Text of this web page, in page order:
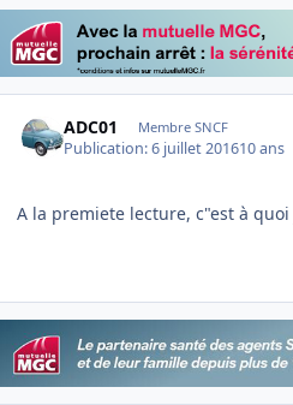
ADC01 Membre SNCF
Publication:6 juillet 201610 ans
A la premiete lecture, c"est à